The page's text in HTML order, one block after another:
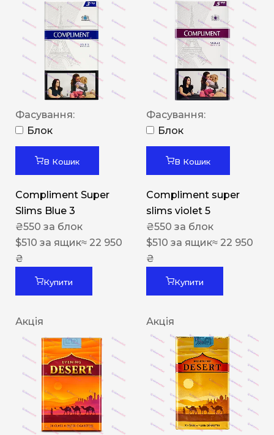
Фасування:
Блок
В Кошик
Compliment Super
Slims Blue 3
₴550 за блок
$510 за ящик≈ 22 950
₴
Купити
Фасування:
Блок
В Кошик
Compliment super
slims violet 5
₴550 за блок
$510 за ящик≈ 22 950
₴
Купити
Акція Акція